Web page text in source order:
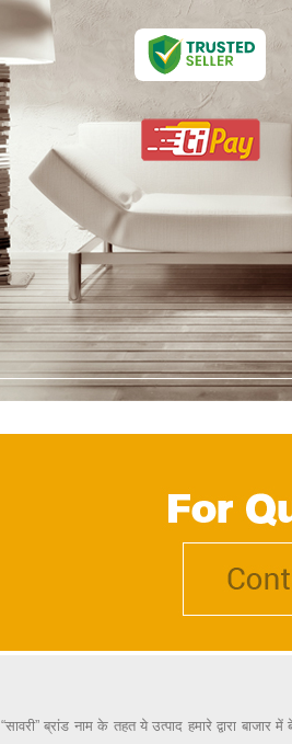
“सावरी” ब्रांड नाम के तहत ये उत्पाद हमारे द्वारा